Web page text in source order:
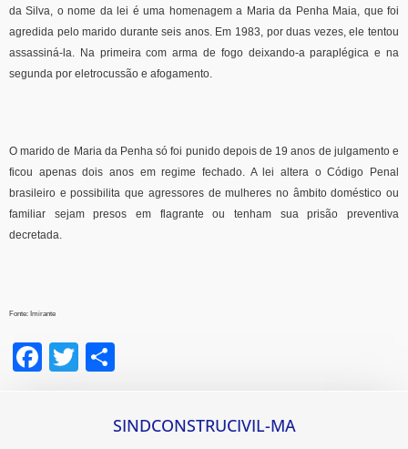
da Silva, o nome da lei é uma homenagem a Maria da Penha Maia, que foi
agredida pelo marido durante seis anos. Em 1983, por duas vezes, ele tentou
assassiná-la. Na primeira com arma de fogo deixando-a paraplégica e na
segunda por eletrocussão e afogamento.
O marido de Maria da Penha só foi punido depois de 19 anos de julgamento e
ficou apenas dois anos em regime fechado. A lei altera o Código Penal
brasileiro e possibilita que agressores de mulheres no âmbito doméstico ou
familiar sejam presos em flagrante ou tenham sua prisão preventiva
decretada.
Fonte: Imirante
Facebook
Twitter
SINDCONSTRUCIVIL-MA